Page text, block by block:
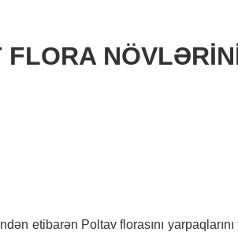
FLORA
etibarən Poltav florasını